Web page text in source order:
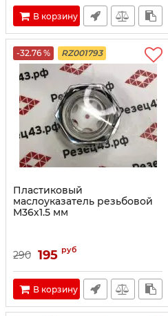
В корзину
-32.76 % RZ001793
Пластиковый
маслоуказатель резьбовой
M36х1.5 мм
290 195 руб
В корзину